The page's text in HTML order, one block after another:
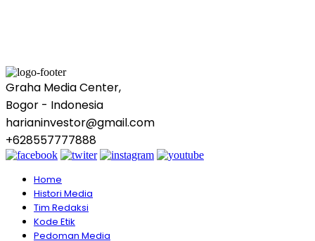
Graha Media Center,
Bogor - Indonesia
harianinvestor@gmail.com
+628557777888
Home
Histori Media
Tim Redaksi
Kode Etik
Pedoman Media